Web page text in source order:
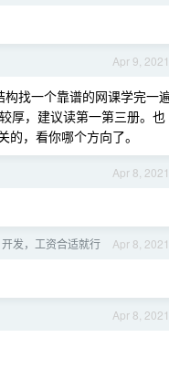
Apr 9, 2021
找一个靠谱的网课学完一
厚，建议读第一第三册。也
，看你哪个方向了。
Apr 8, 2021
Apr 8, 2021
发，工资合适就行
Apr 8, 2021